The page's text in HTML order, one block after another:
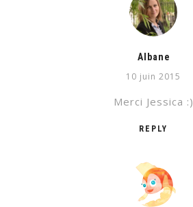
Albane
10 juin 2015
REPLY
Merci Jessica :)